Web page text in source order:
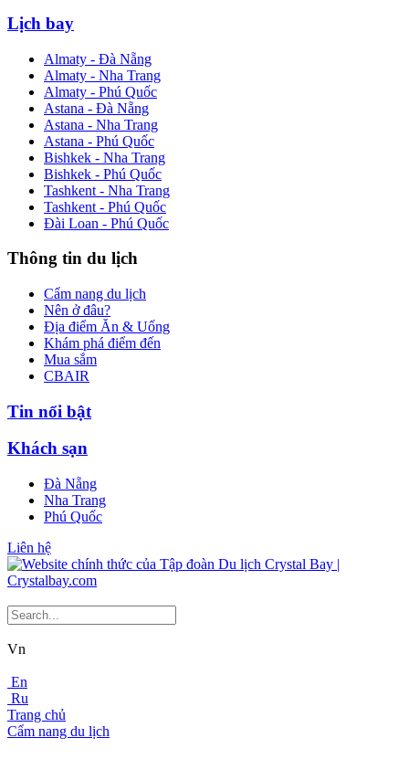
Lịch bay
Almaty - Đà Nẵng
Almaty - Nha Trang
Almaty - Phú Quốc
Astana - Đà Nẵng
Astana - Nha Trang
Astana - Phú Quốc
Bishkek - Nha Trang
Bishkek - Phú Quốc
Tashkent - Nha Trang
Tashkent - Phú Quốc
Đài Loan - Phú Quốc
Thông tin du lịch
Cẩm nang du lịch
Nên ở đâu?
Địa điểm Ăn & Uống
Khám phá điểm đến
Mua sắm
CBAIR
Tin nổi bật
Khách sạn
Đà Nẵng
Nha Trang
Phú Quốc
Liên hệ
Vn
En
Ru
Trang chủ
Cẩm nang du lịch